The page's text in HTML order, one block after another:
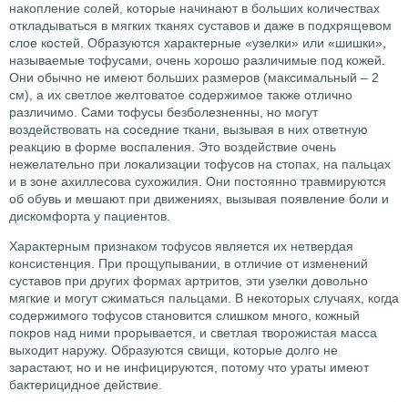
накопление солей, которые начинают в больших количествах
откладываться в мягких тканях суставов и даже в подхрящевом
слое костей. Образуются характерные «узелки» или «шишки»,
называемые тофусами, очень хорошо различимые под кожей.
Они обычно не имеют больших размеров (максимальный – 2
см), а их светлое желтоватое содержимое также отлично
различимо. Сами тофусы безболезненны, но могут
воздействовать на соседние ткани, вызывая в них ответную
реакцию в форме воспаления. Это воздействие очень
нежелательно при локализации тофусов на стопах, на пальцах
и в зоне ахиллесова сухожилия. Они постоянно травмируются
об обувь и мешают при движениях, вызывая появление боли и
дискомфорта у пациентов.
Характерным признаком тофусов является их нетвердая
консистенция. При прощупывании, в отличие от изменений
суставов при других формах артритов, эти узелки довольно
мягкие и могут сжиматься пальцами. В некоторых случаях, когда
содержимого тофусов становится слишком много, кожный
покров над ними прорывается, и светлая творожистая масса
выходит наружу. Образуются свищи, которые долго не
зарастают, но и не инфицируются, потому что ураты имеют
бактерицидное действие.